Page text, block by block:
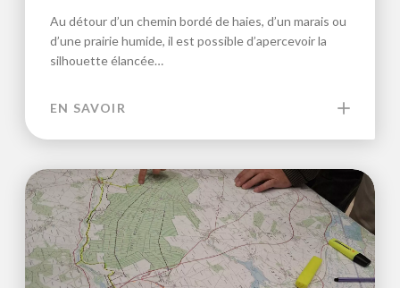
Au détour d’un chemin bordé de haies, d’un marais ou
d’une prairie humide, il est possible d’apercevoir la
silhouette élancée…
EN SAVOIR